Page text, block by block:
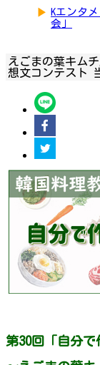
▶ Kエンタ
会」
えごまの葉キム
想文コンテスト
第30回「自分